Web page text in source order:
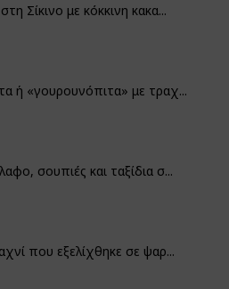
Σίκινο με κόκκινη κακα...
ή «γουρουνόπιτα» με τραχ...
σουπιές και ταξίδια σ...
που εξελίχθηκε σε ψαρ...